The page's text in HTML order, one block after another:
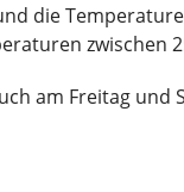
die
zwischen
am Freitag